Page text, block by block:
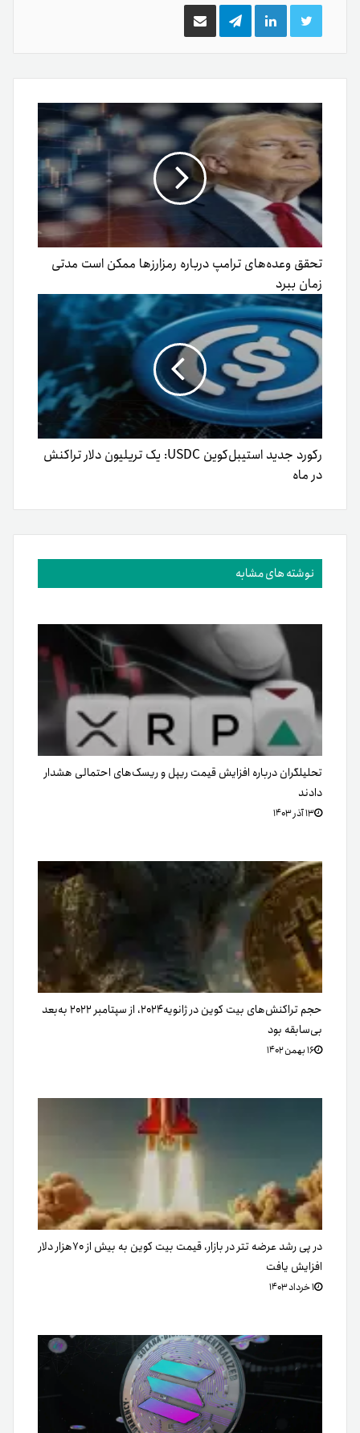
توییتر لینکدینتلگرام اشتراک
گذاری
ایمیل
تحقق وعده‌های ترامپ درباره رمزارزها ممکن است مدتی
زمان ببرد
رکورد جدید استیبل‌کوین USDC: یک تریلیون دلار تراکنش
در ماه
نوشته های مشابه
تحلیلگران درباره افزایش قیمت ریپل و ریسک‌های احتمالی هشدار
دادند
۱۳ آذر ۱۴۰۳
حجم تراکنش‌های بیت کوین در ژانویه۲۰۲۴، از سپتامبر ۲۰۲۲ به‌بعد
بی‌سابقه بود
۱۶ بهمن ۱۴۰۲
در پی رشد عرضه تتر در بازار، قیمت بیت کوین به بیش از ۷۰هزار دلار
افزایش یافت
۱ خرداد ۱۴۰۳